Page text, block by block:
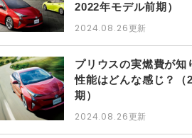
2022年モデル前期）
2024.08.26更新
プリウスの実燃費が知
性能はどんな感じ？（
期）
2024.08.26更新